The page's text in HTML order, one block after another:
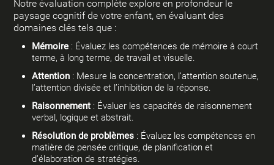
Notre évaluation complète explore en profondeur le
paysage cognitif de votre enfant, en évaluant des
domaines clés tels que :
Mémoire : Évaluez les compétences de mémoire à court
terme, à long terme, de travail et visuelle.
Attention : Mesure la concentration, l’attention soutenue,
l’attention divisée et l’inhibition de la réponse.
Raisonnement : Évaluer les capacités de raisonnement
verbal, logique et abstrait.
Résolution de problèmes : Évaluez les compétences en
matière de pensée critique, de planification et
d’élaboration de stratégies.